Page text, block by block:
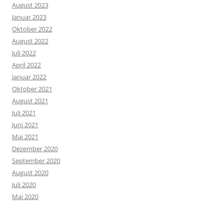
August 2023
Januar 2023
Oktober 2022
August 2022
Juli 2022
April 2022
Januar 2022
Oktober 2021
August 2021
Juli 2021
Juni 2021
Mai 2021
Dezember 2020
September 2020
August 2020
Juli 2020
Mai 2020